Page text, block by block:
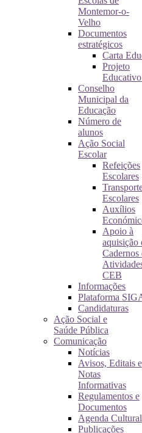
Montemor-o-
Velho
Documentos
estratégicos
Carta
Projeto
Conselho
Municipal da
Educação
Número de
alunos
Ação Social
Escolar
Refeições
Escolares
Escolares
Auxílios
Apoio à
aquisição
Cadernos
CEB
Informações
Plataforma
Candidaturas
Ação Social e
Saúde Pública
Comunicação
Notícias
Avisos, Editais e
Notas
Informativas
Regulamentos e
Documentos
Agenda Cultural
Publicações